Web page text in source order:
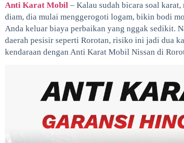
Anti Karat Mobil – Kalau sudah bicara soal
diam, dia mulai menggerogoti logam, bikin bodi
Anda keluar biaya perbaikan yang nggak sedikit.
daerah pesisir seperti Rorotan, risiko ini jadi dua
kendaraan dengan Anti Karat Mobil Nissan di